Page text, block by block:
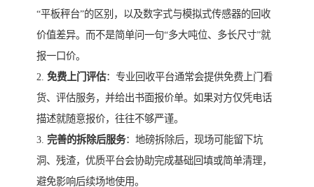
“平板秤台”的区别，以及数字式与模拟式传感器的回收
价值差异。而不是简单问一句“多大吨位、多长尺寸”就
报一口价。
2. 免费上门评估：专业回收平台通常会提供免费上门看
货、评估服务，并给出书面报价单。如果对方仅凭电话
描述就随意报价，往往不够严谨。
3. 完善的拆除后服务：地磅拆除后，现场可能留下坑
洞、残渣，优质平台会协助完成基础回填或简单清理，
避免影响后续场地使用。